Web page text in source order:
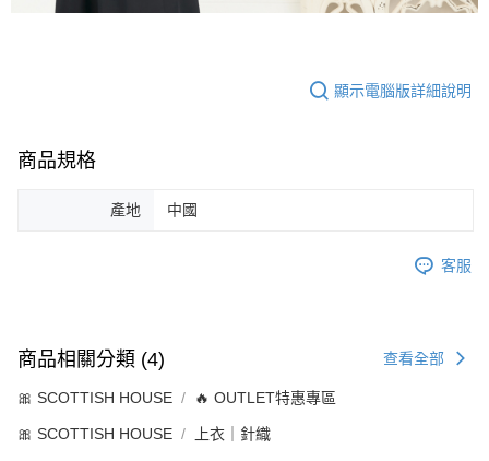
顯示電腦版詳細說明
商品規格
產地 中國
客服
商品相關分類 (4) 查看全部
🎀 SCOTTISH HOUSE 🔥 OUTLET特惠專區
🎀 SCOTTISH HOUSE 上衣｜針織